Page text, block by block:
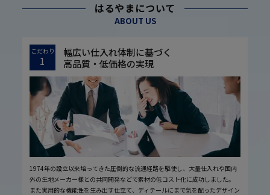
はるやまについて
ABOUT US
こだわり
1
幅広い仕入れ体制に基づく
高品質・低価格の実現
1974年の設立以来培ってきた圧倒的な流通経路を駆使し、大量仕入れや国内
外の生地メーカー様との共同開発などで素材の低コスト化に成功しました。
また実用的な機能性を生み出す仕立て、ディテールにまで気を配ったデザイン